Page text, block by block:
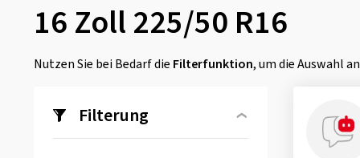
16 Zoll 225/50 R16
Nutzen Sie bei Bedarf die Filterfunktion, um die Auswahl
Filterung